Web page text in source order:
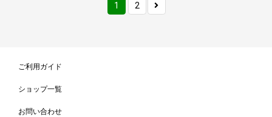
1 2
ご利用ガイド
ショップ一覧
お問い合わせ